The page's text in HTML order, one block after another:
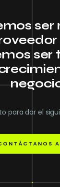
ser
ser
para dar el